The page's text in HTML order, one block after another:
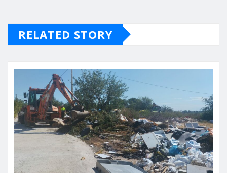
RELATED STORY